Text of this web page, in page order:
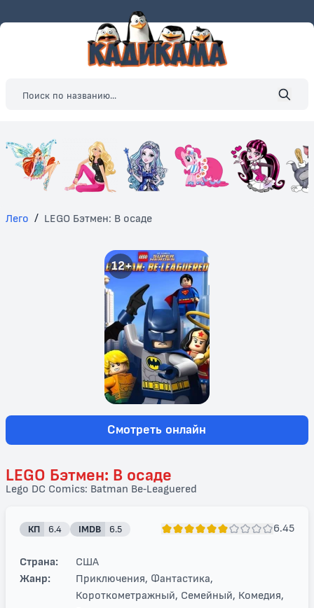
Лего / LEGO Бэтмен: В осаде
12+
Смотреть онлайн
LEGO Бэтмен: В осаде
Lego DC Comics: Batman Be-Leaguered
КП 6.4 IMDB 6.5 6.45
Страна:
США
Жанр:
Приключения, Фантастика,
Короткометражный, Семейный, Комедия,